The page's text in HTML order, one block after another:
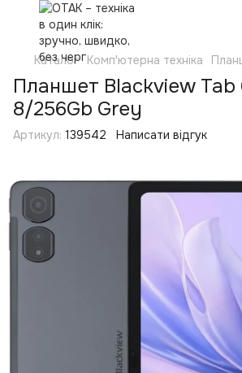
Каталог Комп'ютерна техніка
Планшет Blackview Tab
8/256Gb Grey
Артикул: 139542 Написати відгук